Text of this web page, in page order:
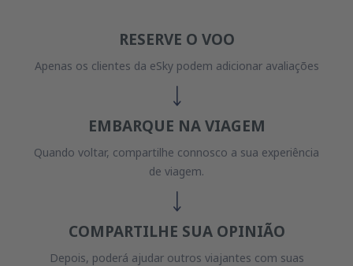
RESERVE O VOO
Apenas os clientes da eSky podem adicionar avaliações
EMBARQUE NA VIAGEM
Quando voltar, compartilhe connosco a sua experiência
de viagem.
COMPARTILHE SUA OPINIÃO
Depois, poderá ajudar outros viajantes com suas